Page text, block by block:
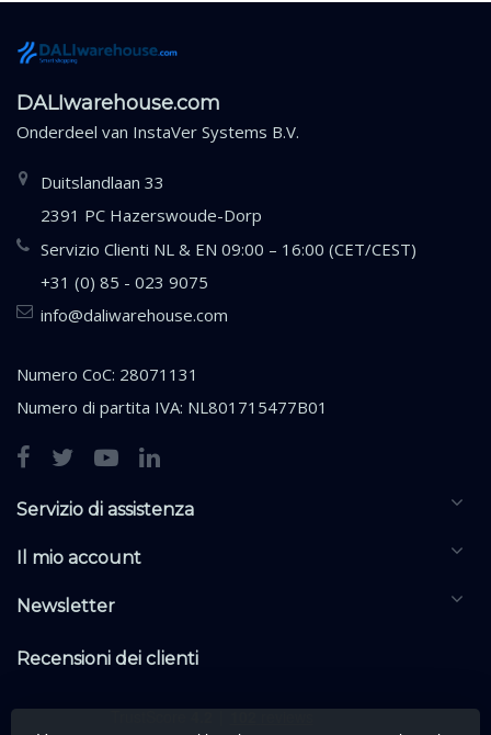
DALIwarehouse.com
Onderdeel van InstaVer Systems B.V.
Duitslandlaan 33
2391 PC Hazerswoude-Dorp
Servizio Clienti NL & EN 09:00 – 16:00 (CET/CEST)
+31 (0) 85 - 023 9075
info@daliwarehouse.com
Numero CoC: 28071131
Numero di partita IVA: NL801715477B01
Servizio di assistenza
Il mio account
Newsletter
Recensioni dei clienti